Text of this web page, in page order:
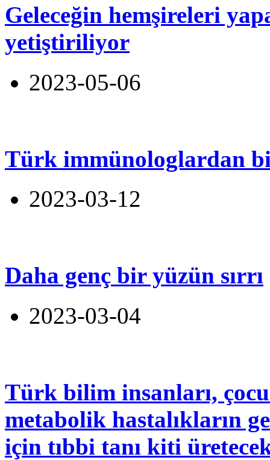
Geleceğin hemşireleri
yetiştiriliyor
2023-05-06
Türk immünologlardan
2023-03-12
Daha genç bir yüzün sırrı
2023-03-04
Türk bilim insanları,
metabolik hastalıkların
için tıbbi tanı kiti